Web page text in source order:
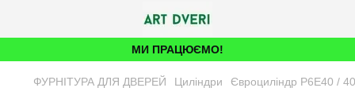
МИ ПРАЦЮЄМО!
ФУРНІТУРА ДЛЯ ДВЕРЕЙ Циліндри Євроциліндр P6E40 /